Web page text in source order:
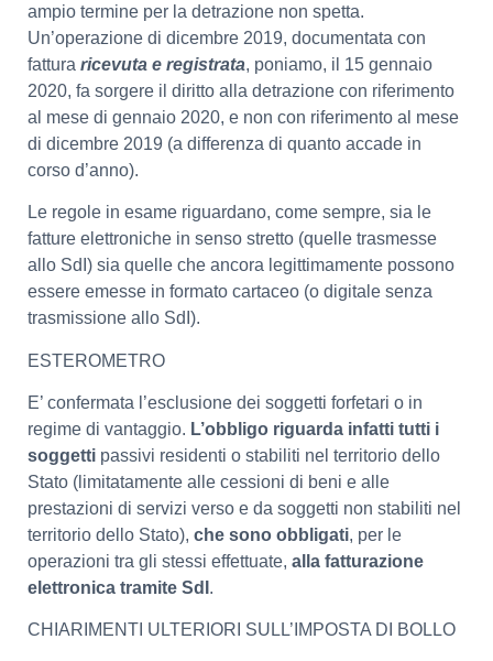
ampio termine per la detrazione non spetta.
Un’operazione di dicembre 2019, documentata con
fattura ricevuta e registrata, poniamo, il 15 gennaio
2020, fa sorgere il diritto alla detrazione con riferimento
al mese di gennaio 2020, e non con riferimento al mese
di dicembre 2019 (a differenza di quanto accade in
corso d’anno).
Le regole in esame riguardano, come sempre, sia le
fatture elettroniche in senso stretto (quelle trasmesse
allo SdI) sia quelle che ancora legittimamente possono
essere emesse in formato cartaceo (o digitale senza
trasmissione allo SdI).
ESTEROMETRO
E’ confermata l’esclusione dei soggetti forfetari o in
regime di vantaggio. L’obbligo riguarda infatti tutti i
soggetti passivi residenti o stabiliti nel territorio dello
Stato (limitatamente alle cessioni di beni e alle
prestazioni di servizi verso e da soggetti non stabiliti nel
territorio dello Stato), che sono obbligati, per le
operazioni tra gli stessi effettuate, alla fatturazione
elettronica tramite SdI .
CHIARIMENTI ULTERIORI SULL’IMPOSTA DI BOLLO